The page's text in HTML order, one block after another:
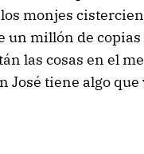
monjes
un millón de copias
las cosas en el
José tiene algo que